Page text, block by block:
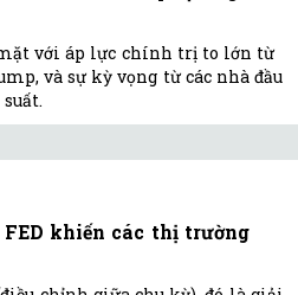
với áp lực chính trị to lớn từ
và sự kỳ vọng từ các nhà đầu
khiến các thị trường